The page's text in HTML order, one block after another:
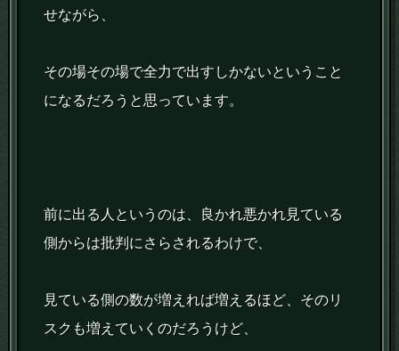
せながら、
その場その場で全力で出すしかないということ
になるだろうと思っています。
前に出る人というのは、良かれ悪かれ見ている
側からは批判にさらされるわけで、
見ている側の数が増えれば増えるほど、そのリ
スクも増えていくのだろうけど、